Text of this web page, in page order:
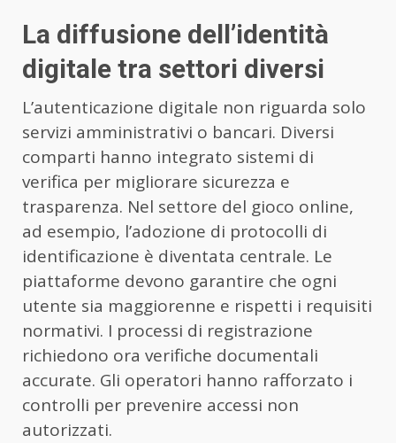
La diffusione dell’identità
digitale tra settori diversi
L’autenticazione digitale non riguarda solo
servizi amministrativi o bancari. Diversi
comparti hanno integrato sistemi di
verifica per migliorare sicurezza e
trasparenza. Nel settore del gioco online,
ad esempio, l’adozione di protocolli di
identificazione è diventata centrale. Le
piattaforme devono garantire che ogni
utente sia maggiorenne e rispetti i requisiti
normativi. I processi di registrazione
richiedono ora verifiche documentali
accurate. Gli operatori hanno rafforzato i
controlli per prevenire accessi non
autorizzati.